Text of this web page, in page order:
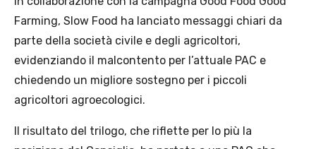
Farming, Slow Food ha lanciato messaggi chiari da
parte della società civile e degli agricoltori,
evidenziando il malcontento per l’attuale PAC e
chiedendo un migliore sostegno per i piccoli
agricoltori agroecologici.
Il risultato del trilogo, che riflette per lo più la